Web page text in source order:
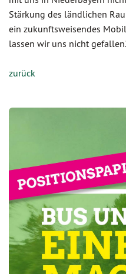
Stärkung des ländlichen
ein zukunftsweisendes
lassen wir uns nicht
zurück